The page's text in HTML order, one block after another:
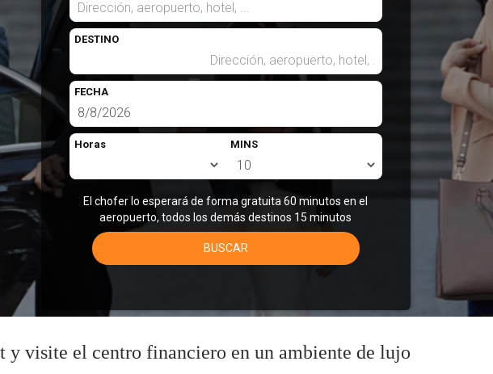
DESTINO
FECHA
Horas MINS
El chofer lo esperará de forma gratuita 60 minutos en el
aeropuerto, todos los demás destinos 15 minutos
BUSCAR
y visite el centro financiero en un ambiente de lujo